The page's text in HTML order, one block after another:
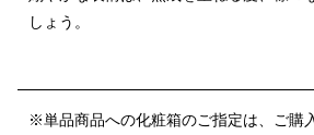
しょう。
※単品商品への化粧箱のご指定は、ご購